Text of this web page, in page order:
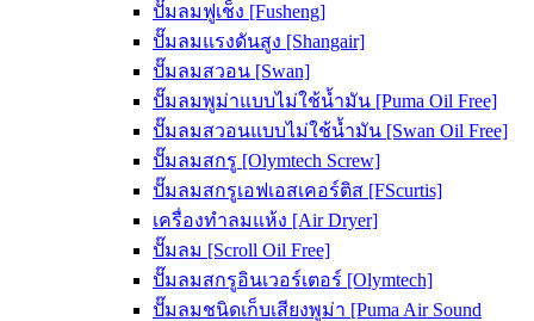
ปั๊มลมฟูเช็ง [Fusheng]
ปั๊มลมแรงดันสูง [Shangair]
ปั๊มลมสวอน [Swan]
ปั๊มลมพูม่าแบบไม่ใช้น้ำมัน [Puma Oil Free]
ปั๊มลมสวอนแบบไม่ใช้น้ำมัน [Swan Oil Free]
ปั๊มลมสกรู [Olymtech Screw]
ปั๊มลมสกรูเอฟเอสเคอร์ติส [FScurtis]
เครื่องทำลมแห้ง [Air Dryer]
ปั๊มลม [Scroll Oil Free]
ปั๊มลมสกรูอินเวอร์เตอร์ [Olymtech]
ปั๊มลมชนิดเก็บเสียงพูม่า [Puma Air Sound